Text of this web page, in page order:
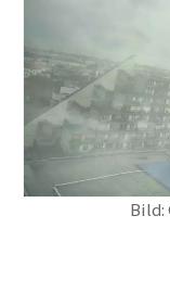
Bild: